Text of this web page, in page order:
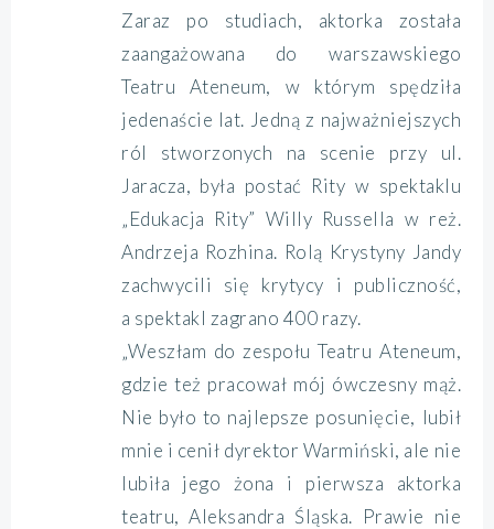
Zaraz po studiach, aktorka została
zaangażowana do warszawskiego
Teatru Ateneum, w którym spędziła
jedenaście lat. Jedną z najważniejszych
ról stworzonych na scenie przy ul.
Jaracza, była postać Rity w spektaklu
„Edukacja Rity” Willy Russella w reż.
Andrzeja Rozhina. Rolą Krystyny Jandy
zachwycili się krytycy i publiczność,
a spektakl zagrano 400 razy.
„Weszłam do zespołu Teatru Ateneum,
gdzie też pracował mój ówczesny mąż.
Nie było to najlepsze posunięcie, lubił
mnie i cenił dyrektor Warmiński, ale nie
lubiła jego żona i pierwsza aktorka
teatru, Aleksandra Śląska. Prawie nie